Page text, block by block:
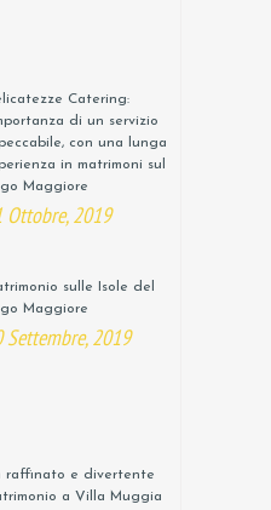
Catering:
di un servizio
con una lunga
in matrimoni sul
Maggiore
Ottobre, 2019
sulle Isole del
Maggiore
Settembre, 2019
raffinato e divertente
a Villa Muggia